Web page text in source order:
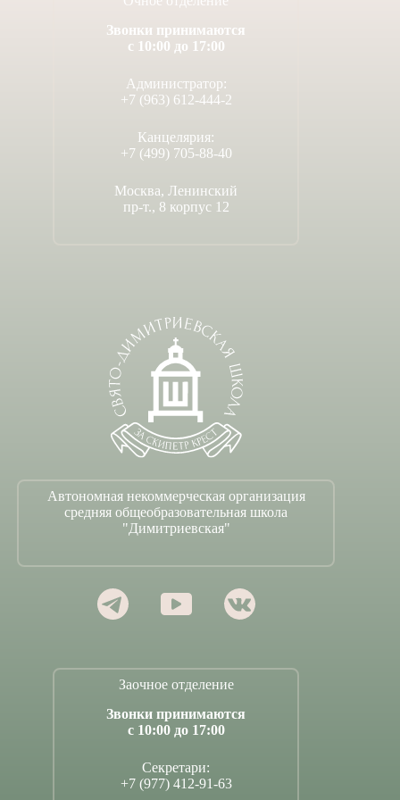
Звонки принимаются
с 10:00 до 17:00
Администратор:
+7 (963) 612-444-2
Канцелярия:
+7 (499) 705-88-40
Москва, Ленинский
пр-т., 8 корпус 12
Автономная некоммерческая организация
средняя общеобразовательная школа
"Димитриевская"
Заочное отделение
Звонки принимаются
с 10:00 до 17:00
Секретари:
+7 (977) 412-91-63